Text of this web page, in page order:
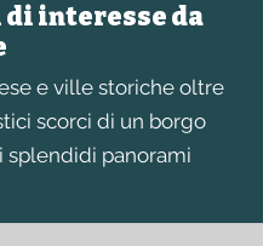
interesse da
e ville storiche oltre
scorci di un borgo
splendidi panorami